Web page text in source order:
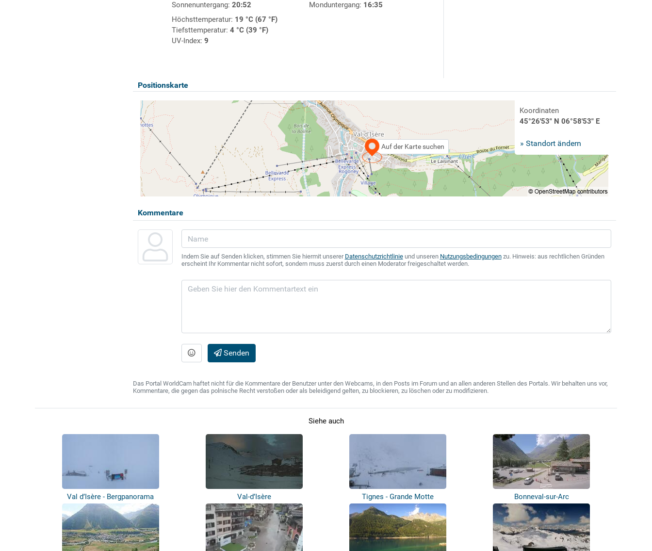
Sonnenuntergang: 20:52
Monduntergang: 16:35
Höchsttemperatur: 19 °C (67 °F)
Tiefsttemperatur: 4 °C (39 °F)
UV-Index: 9
Positionskarte
Auf der Karte suchen
Koordinaten
45°26'53" N 06°58'53" E
» Standort ändern
Kommentare
Indem Sie auf Senden klicken, stimmen Sie hiermit unserer Datenschutzrichtlinieund unseren Nutzungsbedingungenzu. Hinweis: aus rechtlichen Gründen
erscheint Ihr Kommentar nicht sofort, sondern muss zuerst durch einen Moderator freigeschaltet werden.
Senden
Das Portal WorldCam haftet nicht für die Kommentare der Benutzer unter den Webcams, in den Posts im Forum und an allen anderen Stellen des Portals. Wir behalten uns vor,
Kommentare, die gegen das polnische Recht verstoßen oder als beleidigend gelten, zu blockieren, zu löschen oder zu modifizieren.
Siehe auch
Val d’Isère - Bergpanorama Val-d’Isère Tignes - Grande Motte Bonneval-sur-Arc